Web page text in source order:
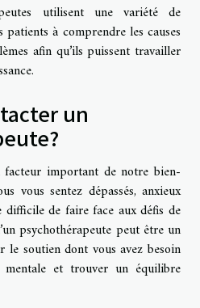
utilisent une variété de
à comprendre les causes
afin qu’ils puissent travailler
un
important de notre bien-
vous sentez dépassés, anxieux
de faire face aux défis de
psychothérapeute peut être un
le soutien dont vous avez besoin
et trouver un équilibre